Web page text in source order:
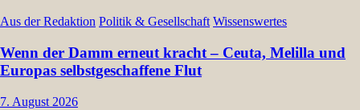
Aus der Redaktion Politik & Gesellschaft Wissenswertes
Wenn der Damm erneut kracht – Ceuta, Melilla und
Europas selbstgeschaffene Flut
7. August 2026